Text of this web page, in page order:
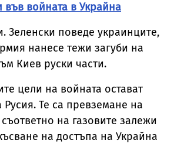
във войната в Украйна
Зеленски поведе украинците,
нанесе тежи загуби на
Киев руски части.
цели на войната остават
Те са превземане на
на газовите залежи
на достъпа на Украйна